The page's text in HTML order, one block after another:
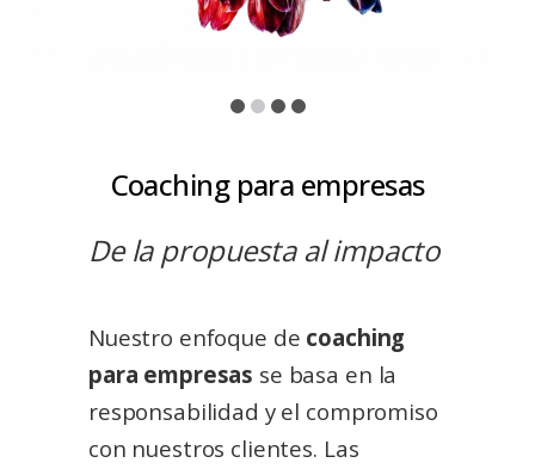
Coaching para empresas
De la propuestaalimpacto
Nuestro enfoque de coaching
para empresas se basa en la
responsabilidad y el compromiso
con nuestros clientes. Las